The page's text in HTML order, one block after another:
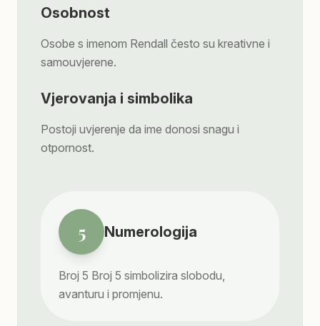
Osobnost
Osobe s imenom Rendall često su kreativne i
samouvjerene.
Vjerovanja i simbolika
Postoji uvjerenje da ime donosi snagu i
otpornost.
5 Numerologija
Broj 5 Broj 5 simbolizira slobodu,
avanturu i promjenu.